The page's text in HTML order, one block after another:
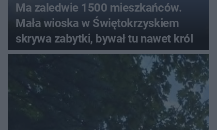
Ma zaledwie 1500 mieszkańców.
Mała wioska w Świętokrzyskiem
skrywa zabytki, bywał tu nawet król